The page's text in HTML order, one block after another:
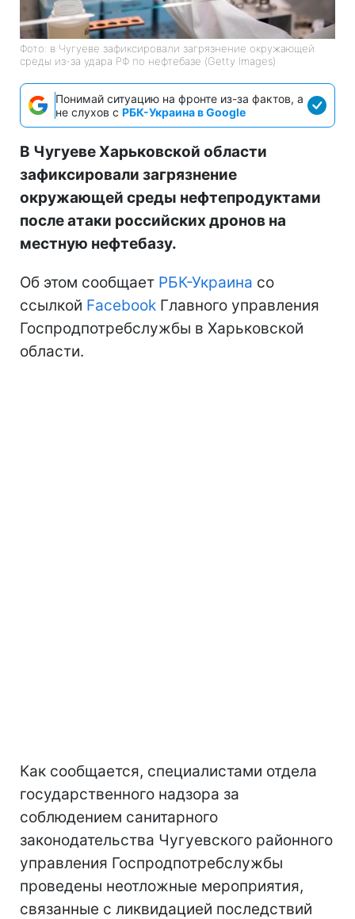
Фото: в Чугуеве зафиксировали загрязнение окружающей
среды из-за удара РФ по нефтебазе (Getty Images)
Понимай ситуацию на фронте из-за фактов, а
не слухов с РБК-Украина в Google
В Чугуеве Харьковской области
зафиксировали загрязнение
окружающей среды нефтепродуктами
после атаки российских дронов на
местную нефтебазу.
Об этом сообщает РБК-Украина со
ссылкой Facebook Главного управления
Госпродпотребслужбы в Харьковской
области.
Как сообщается, специалистами отдела
государственного надзора за
соблюдением санитарного
законодательства Чугуевского районного
управления Госпродпотребслужбы
проведены неотложные мероприятия,
связанные с ликвидацией последствий